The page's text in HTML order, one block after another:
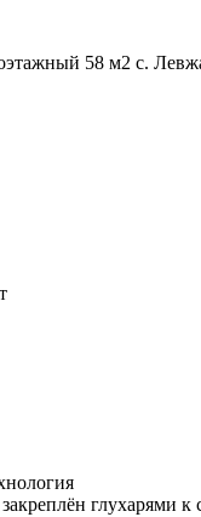
58 м2 с.
глухарями к